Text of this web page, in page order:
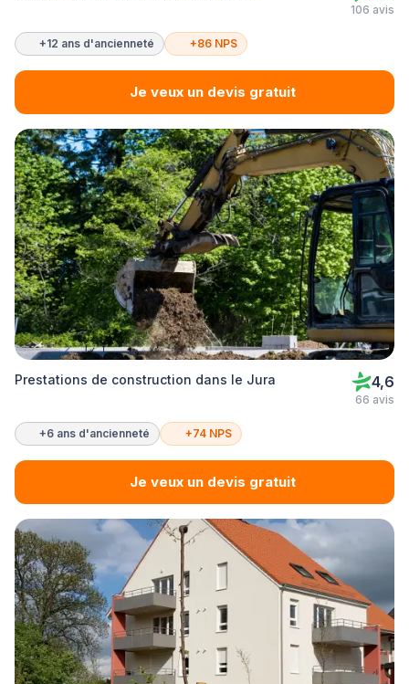
106 avis
+12 ans d'ancienneté +86 NPS
Je veux un devis gratuit
Prestations de construction dans le Jura 4,6
66 avis
+6 ans d'ancienneté +74 NPS
Je veux un devis gratuit